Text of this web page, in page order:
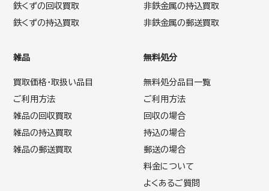
鉄くずの回収買取
鉄くずの持込買取
非鉄金属の持込買取
非鉄金属の郵送買取
雑品
買取価格・取扱い品目
ご利用方法
雑品の回収買取
雑品の持込買取
雑品の郵送買取
無料処分
無料処分品目一覧
ご利用方法
回収の場合
持込の場合
郵送の場合
料金について
よくあるご質問